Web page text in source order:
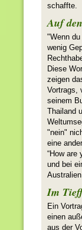
schaffte.
Auf
"Wenn
wenig
Diese
zeigen
Vortrags,
seinem
Thailand
"nein"
eine
“How are
und bei
Im
Ein
einen
aus der